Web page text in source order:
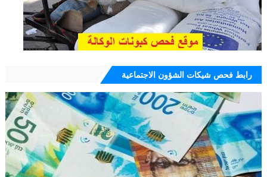
رابط فحص شيكات الشؤون الاجتماعية